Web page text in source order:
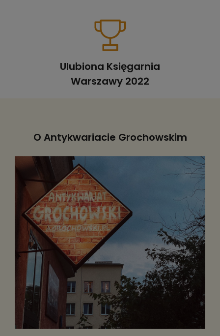
Ulubiona Księgarnia
Warszawy 2022
O Antykwariacie Grochowskim